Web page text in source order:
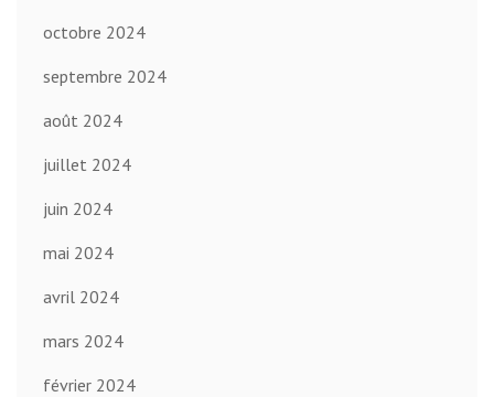
octobre 2024
septembre 2024
août 2024
juillet 2024
juin 2024
mai 2024
avril 2024
mars 2024
février 2024